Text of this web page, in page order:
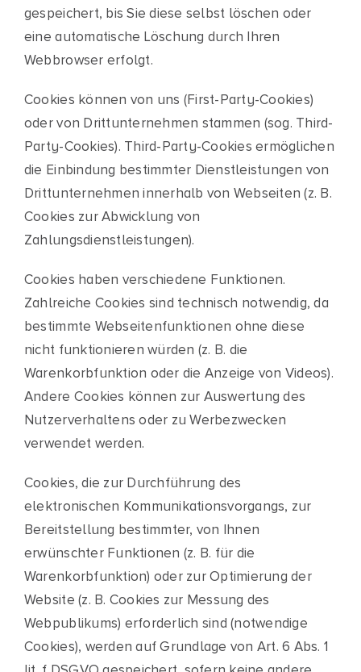
gespeichert, bis Sie diese selbst löschen oder
eine automatische Löschung durch Ihren
Webbrowser erfolgt.
Cookies können von uns (First-Party-Cookies)
oder von Drittunternehmen stammen (sog. Third-
Party-Cookies). Third-Party-Cookies ermöglichen
die Einbindung bestimmter Dienstleistungen von
Drittunternehmen innerhalb von Webseiten (z. B.
Cookies zur Abwicklung von
Zahlungsdienstleistungen).
Cookies haben verschiedene Funktionen.
Zahlreiche Cookies sind technisch notwendig, da
bestimmte Webseitenfunktionen ohne diese
nicht funktionieren würden (z. B. die
Warenkorbfunktion oder die Anzeige von Videos).
Andere Cookies können zur Auswertung des
Nutzerverhaltens oder zu Werbezwecken
verwendet werden.
Cookies, die zur Durchführung des
elektronischen Kommunikationsvorgangs, zur
Bereitstellung bestimmter, von Ihnen
erwünschter Funktionen (z. B. für die
Warenkorbfunktion) oder zur Optimierung der
Website (z. B. Cookies zur Messung des
Webpublikums) erforderlich sind (notwendige
Cookies), werden auf Grundlage von Art. 6 Abs. 1